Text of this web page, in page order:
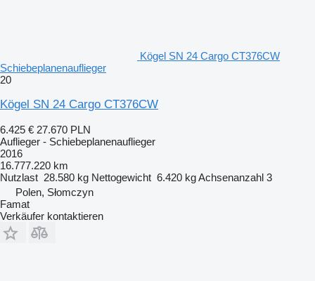
Kögel SN 24 Cargo CT376CW
Schiebeplanenauflieger
20
Kögel SN 24 Cargo CT376CW
6.425 € 27.670 PLN
Auflieger - Schiebeplanenauflieger
2016
16.777.220 km
Nutzlast 28.580 kg Nettogewicht 6.420 kgAchsenanzahl 3
Polen, Słomczyn
Famat
Verkäufer kontaktieren